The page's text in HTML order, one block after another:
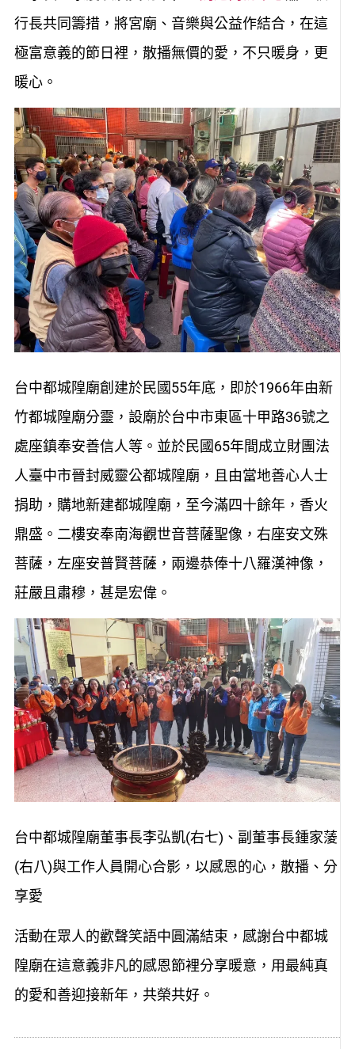
行長共同籌措，將宮廟、音樂與公益作結合，在這
極富意義的節日裡，散播無價的愛，不只暖身，更
暖心。
台中都城隍廟創建於民國55年底，即於1966年由新
竹都城隍廟分靈，設廟於台中市東區十甲路36號之
處座鎮奉安善信人等。並於民國65年間成立財團法
人臺中市晉封威靈公都城隍廟，且由當地善心人士
捐助，購地新建都城隍廟，至今滿四十餘年，香火
鼎盛。二樓安奉南海觀世音菩薩聖像，右座安文殊
菩薩，左座安普賢菩薩，兩邊恭俸十八羅漢神像，
莊嚴且肅穆，甚是宏偉。
台中都城隍廟董事長李弘凱(右七)、副董事長鍾家蔆
(右八)與工作人員開心合影，以感恩的心，散播、分
享愛
活動在眾人的歡聲笑語中圓滿結束，感謝台中都城
隍廟在這意義非凡的感恩節裡分享暖意，用最純真
的愛和善迎接新年，共榮共好。